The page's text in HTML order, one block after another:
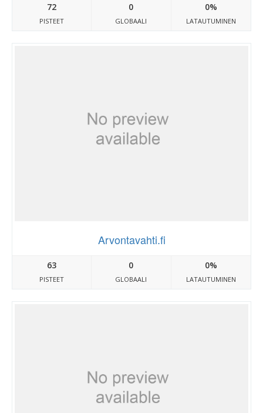
72
PISTEET
0
GLOBAALI
0%
LATAUTUMINEN
Arvontavahti.fi
63
PISTEET
0
GLOBAALI
0%
LATAUTUMINEN